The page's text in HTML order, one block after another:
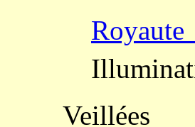
Veillées